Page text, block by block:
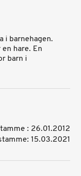
i barnehagen.
hare. En
barn i
: 26.01.2012
15.03.2021